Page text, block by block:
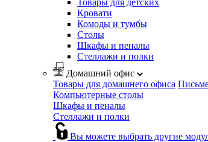
Товары для детских
Кровати
Комоды и тумбы
Столы
Шкафы и пеналы
Стеллажи и полки
Домашний офис
Товары для домашнего офиса
Компьютерные столы
Шкафы и пеналы
Стеллажи и полки
Вы можете выбрать другие